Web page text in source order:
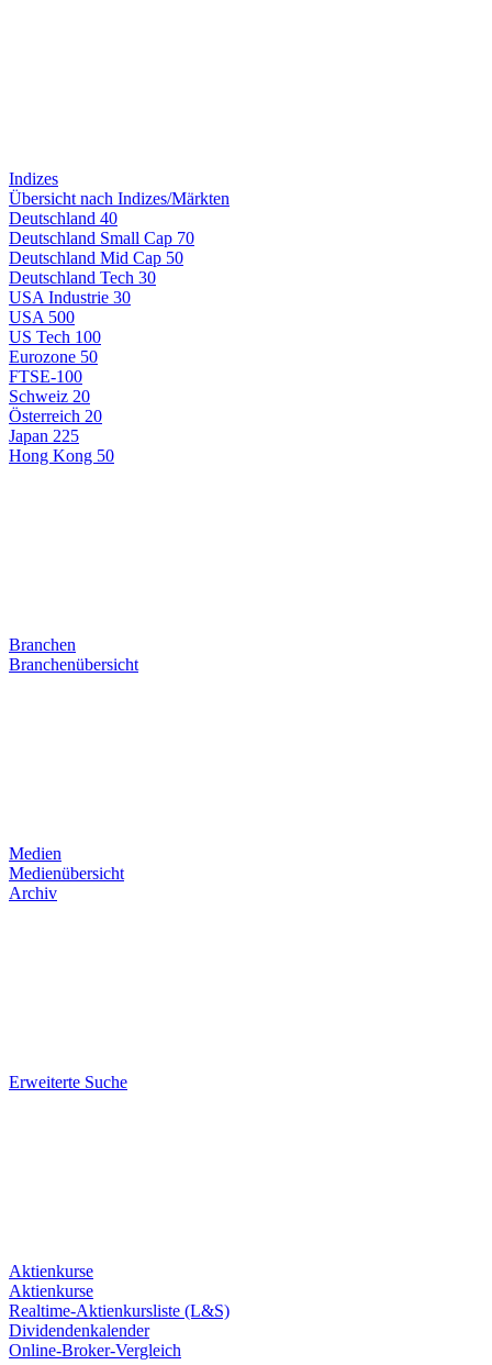
Indizes
Übersicht nach Indizes/Märkten
Deutschland 40
Deutschland Small Cap 70
Deutschland Mid Cap 50
Deutschland Tech 30
USA Industrie 30
USA 500
US Tech 100
Eurozone 50
FTSE-100
Schweiz 20
Österreich 20
Japan 225
Hong Kong 50
Branchen
Branchenübersicht
Medien
Medienübersicht
Archiv
Erweiterte Suche
Aktienkurse
Aktienkurse
Realtime-Aktienkursliste (L&S)
Dividendenkalender
Online-Broker-Vergleich